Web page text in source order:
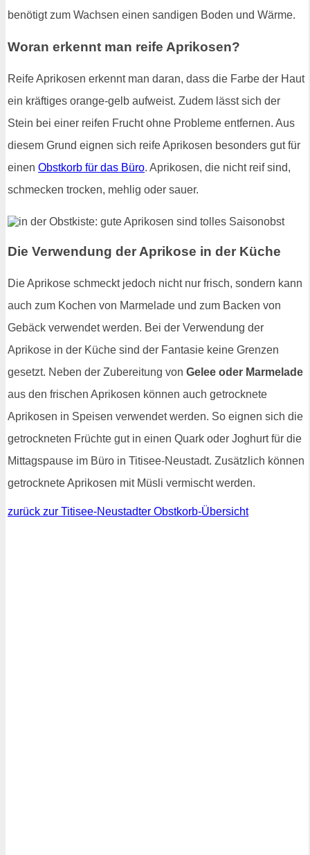
benötigt zum Wachsen einen sandigen Boden und Wärme.
Woran erkennt man reife Aprikosen?
Reife Aprikosen erkennt man daran, dass die Farbe der Haut
ein kräftiges orange-gelb aufweist. Zudem lässt sich der
Stein bei einer reifen Frucht ohne Probleme entfernen. Aus
diesem Grund eignen sich reife Aprikosen besonders gut für
einen Obstkorb für das Büro. Aprikosen, die nicht reif sind,
schmecken trocken, mehlig oder sauer.
Die Verwendung der Aprikose in der Küche
Die Aprikose schmeckt jedoch nicht nur frisch, sondern kann
auch zum Kochen von Marmelade und zum Backen von
Gebäck verwendet werden. Bei der Verwendung der
Aprikose in der Küche sind der Fantasie keine Grenzen
gesetzt. Neben der Zubereitung von Gelee oder Marmelade
aus den frischen Aprikosen können auch getrocknete
Aprikosen in Speisen verwendet werden. So eignen sich die
getrockneten Früchte gut in einen Quark oder Joghurt für die
Mittagspause im Büro in Titisee-Neustadt. Zusätzlich können
getrocknete Aprikosen mit Müsli vermischt werden.
zurück zur Titisee-Neustadter Obstkorb-Übersicht